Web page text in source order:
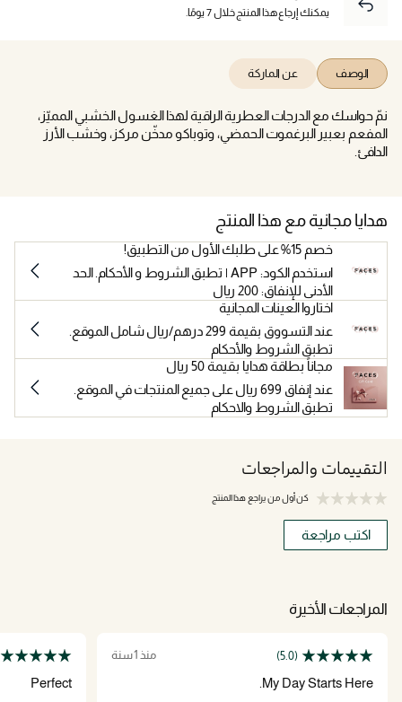
يمكنك إرجاع هذا المنتج خلال 7 يومًا.
الوصف عن الماركة
نمّ حواسك مع الدرجات العطرية الراقية لهذا الغسول الخشبي المميّز،
المفعم بعبير البرغموت الحمضي، وتوباكو مدخّن مركز، وخشب الأرز
الدافئ.
هدايا مجانية مع هذا المنتج
خصم 15% على طلبك الأول من التطبيق!
استخدم الكود: APP | تطبق الشروط و الأحكام. الحد
الأدنى للإنفاق: 200 ريال
اختاروا العينات المجانية
عند التسووق بقيمة 299 درهم/ريال شامل الموقع.
تطبق الشروط والأحكام
مجاناً بطاقة هدايا بقيمة 50 ريال
عند إنفاق 699 ريال على جميع المنتجات في الموقع.
تطبق الشروط والاحكام
التقييمات والمراجعات
كن أول من يراجع هذا المنتج
اكتب مراجعة
المراجعات الأخيرة
(5.0) منذ 1 سنة
My Day Starts Here.
Perfect